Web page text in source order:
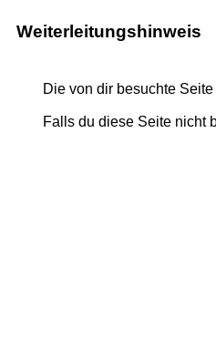
Weiterleitungshinweis
Die von dir besuchte
Falls du diese Seite nicht